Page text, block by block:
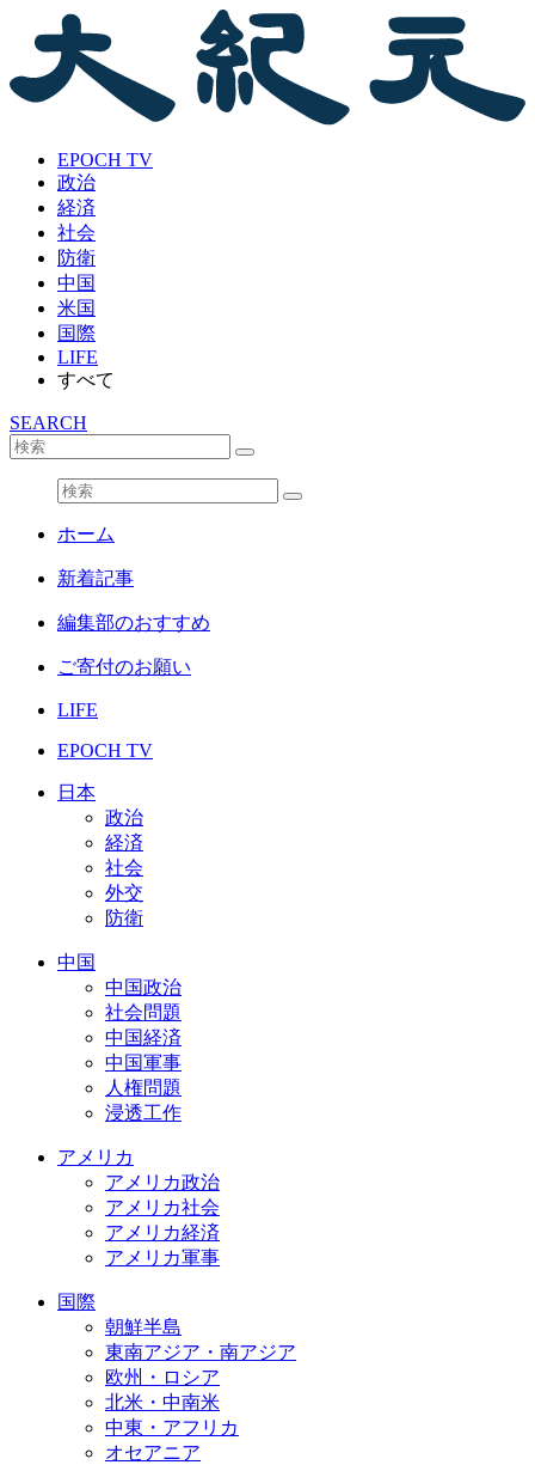
EPOCH TV
政治
経済
社会
防衛
中国
米国
国際
LIFE
すべて
SEARCH
ホーム
新着記事
編集部のおすすめ
ご寄付のお願い
LIFE
EPOCH TV
日本
政治
経済
社会
外交
防衛
中国
中国政治
社会問題
中国経済
中国軍事
人権問題
浸透工作
アメリカ
アメリカ政治
アメリカ社会
アメリカ経済
アメリカ軍事
国際
朝鮮半島
東南アジア・南アジア
欧州・ロシア
北米・中南米
中東・アフリカ
オセアニア